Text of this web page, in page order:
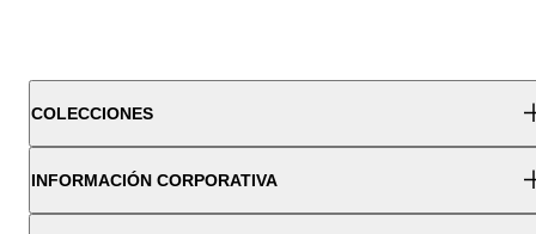
COLECCIONES
INFORMACIÓN CORPORATIVA